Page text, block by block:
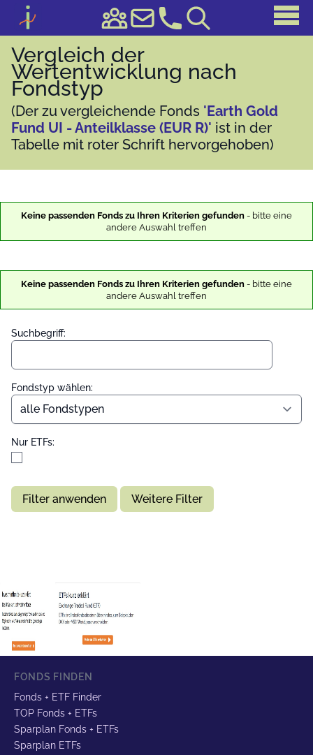
Vergleich der
Wertentwicklung nach
Fondstyp
(Der zu vergleichende Fonds 'Earth Gold
Fund UI - Anteilklasse (EUR R)' ist in der
Tabelle mit roter Schrift hervorgehoben)
Keine passenden Fonds zu Ihren Kriterien gefunden- bitte eine
andere Auswahl treffen
Keine passenden Fonds zu Ihren Kriterien gefunden- bitte eine
andere Auswahl treffen
Suchbegriff:
Fondstyp wählen:
Nur ETFs:
Filter anwenden Weitere Filter
FONDS FINDEN
Fonds + ETF Finder
TOP Fonds + ETFs
Sparplan Fonds + ETFs
Sparplan ETFs